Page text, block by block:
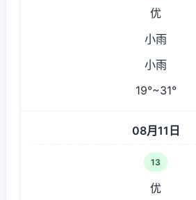
优
小雨
小雨
19°~31°
08月11日
13
优